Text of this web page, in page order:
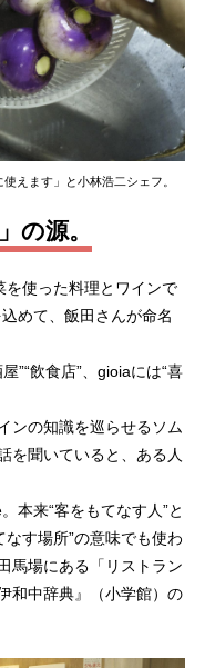
えます」と小林浩二シェフ。
の源。
を使った料理とワインで
めて、飯田さんが命名
”“飲食店”、gioiaには“喜
ンの知識を巡らせるソム
を聞いていると、ある人
本来“客をもてなす人”と
す場所”の意味でも使わ
馬場にある「リストラン
和中辞典』（小学館）の